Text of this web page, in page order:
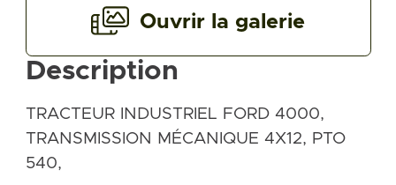
Description
TRACTEUR INDUSTRIEL FORD 4000,
TRANSMISSION MÉCANIQUE 4X12, PTO
540,
Ouvrir la galerie